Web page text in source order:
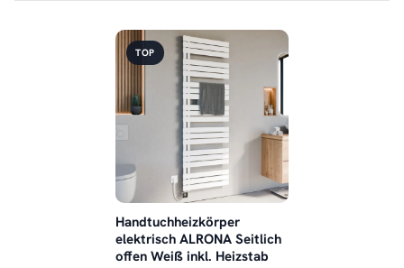
TOP
Handtuchheizkörper
elektrisch ALRONA Seitlich
offen Weiß inkl. Heizstab